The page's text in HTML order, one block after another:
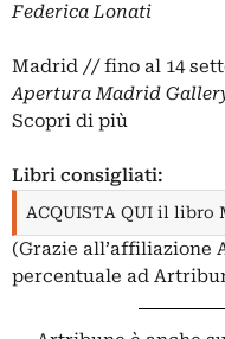
Federica Lonati
Madrid // fino al 14
Apertura Madrid
Scopri di più
Libri consigliati:
ACQUISTA QUI il libro
(Grazie all’affiliazione
percentuale ad